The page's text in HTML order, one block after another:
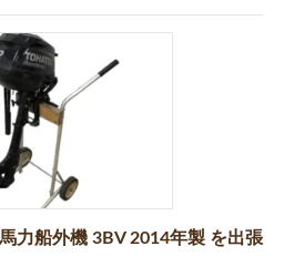
力船外機 3BV 2014年製 を出張